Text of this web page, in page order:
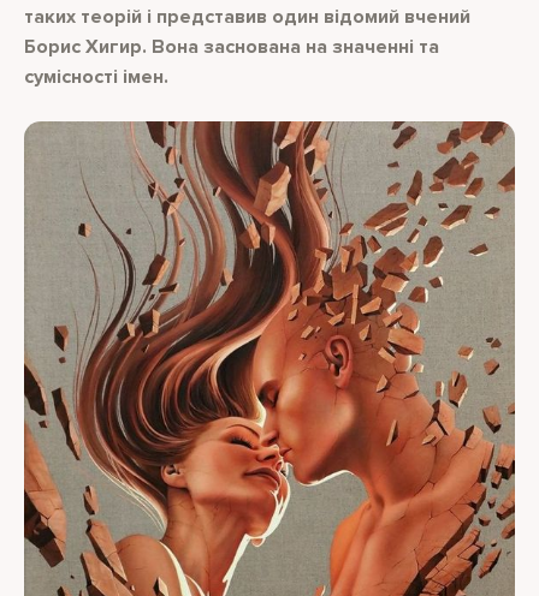
таких теорій і представив один відомий вчений
Борис Хигир. Вона заснована на значенні та
сумісності імен.